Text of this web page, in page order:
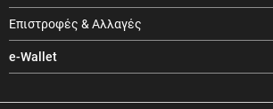
Επιστροφές & Αλλαγές
e-Wallet